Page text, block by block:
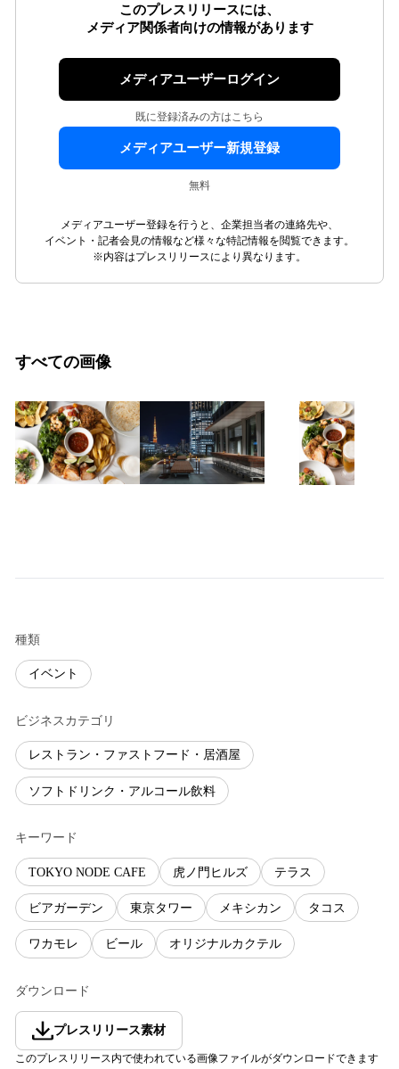
このプレスリリースには、
メディア関係者向けの情報があります
メディアユーザーログイン
既に登録済みの方はこちら
メディアユーザー新規登録
無料
メディアユーザー登録を行うと、企業担当者の連絡先や、
イベント・記者会見の情報など様々な特記情報を閲覧できます。
※内容はプレスリリースにより異なります。
すべての画像
種類
イベント
ビジネスカテゴリ
レストラン・ファストフード・居酒屋
ソフトドリンク・アルコール飲料
キーワード
TOKYO NODE CAFE 虎ノ門ヒルズ テラス
ビアガーデン 東京タワー メキシカン タコス
ワカモレ ビール オリジナルカクテル
ダウンロード
プレスリリース素材
このプレスリリース内で使われている画像ファイルがダウンロードできます